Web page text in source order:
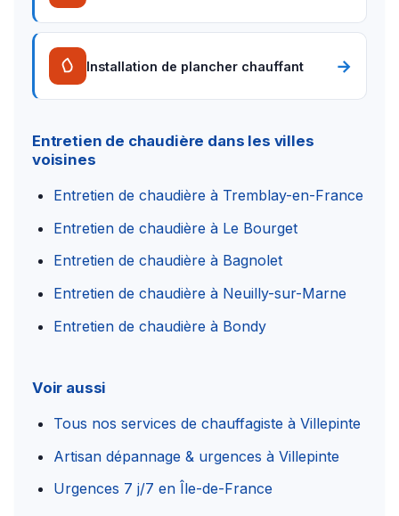
Installation de plancher chauffant →
Entretien de chaudière dans les villes
voisines
Entretien de chaudière à Tremblay-en-France
Entretien de chaudière à Le Bourget
Entretien de chaudière à Bagnolet
Entretien de chaudière à Neuilly-sur-Marne
Entretien de chaudière à Bondy
Voir aussi
Tous nos services de chauffagiste à Villepinte
Artisan dépannage & urgences à Villepinte
Urgences 7 j/7 en Île-de-France